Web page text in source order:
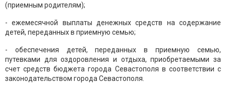
(приемным родителям);
- ежемесячной выплаты денежных средств на содержание
детей, переданных в приемную семью;
- обеспечения детей, переданных в приемную семью,
путевками для оздоровления и отдыха, приобретаемыми за
счет средств бюджета города Севастополя в соответствии с
законодательством города Севастополя.